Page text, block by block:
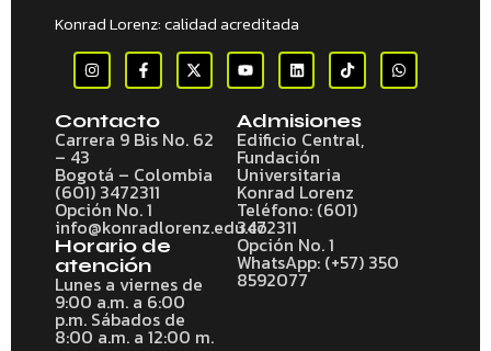
Konrad Lorenz: calidad acreditada
Contacto
Carrera 9 Bis No. 62
– 43
Bogotá – Colombia
(601) 3472311
Opción No. 1
info@konradlorenz.edu.co
Horario de
atención
Lunes a viernes de
9:00 a.m. a 6:00
p.m. Sábados de
8:00 a.m. a 12:00 m.
Admisiones
Edificio Central,
Fundación
Universitaria
Konrad Lorenz
Teléfono: (601)
3472311
Opción No. 1
WhatsApp: (+57) 350
8592077